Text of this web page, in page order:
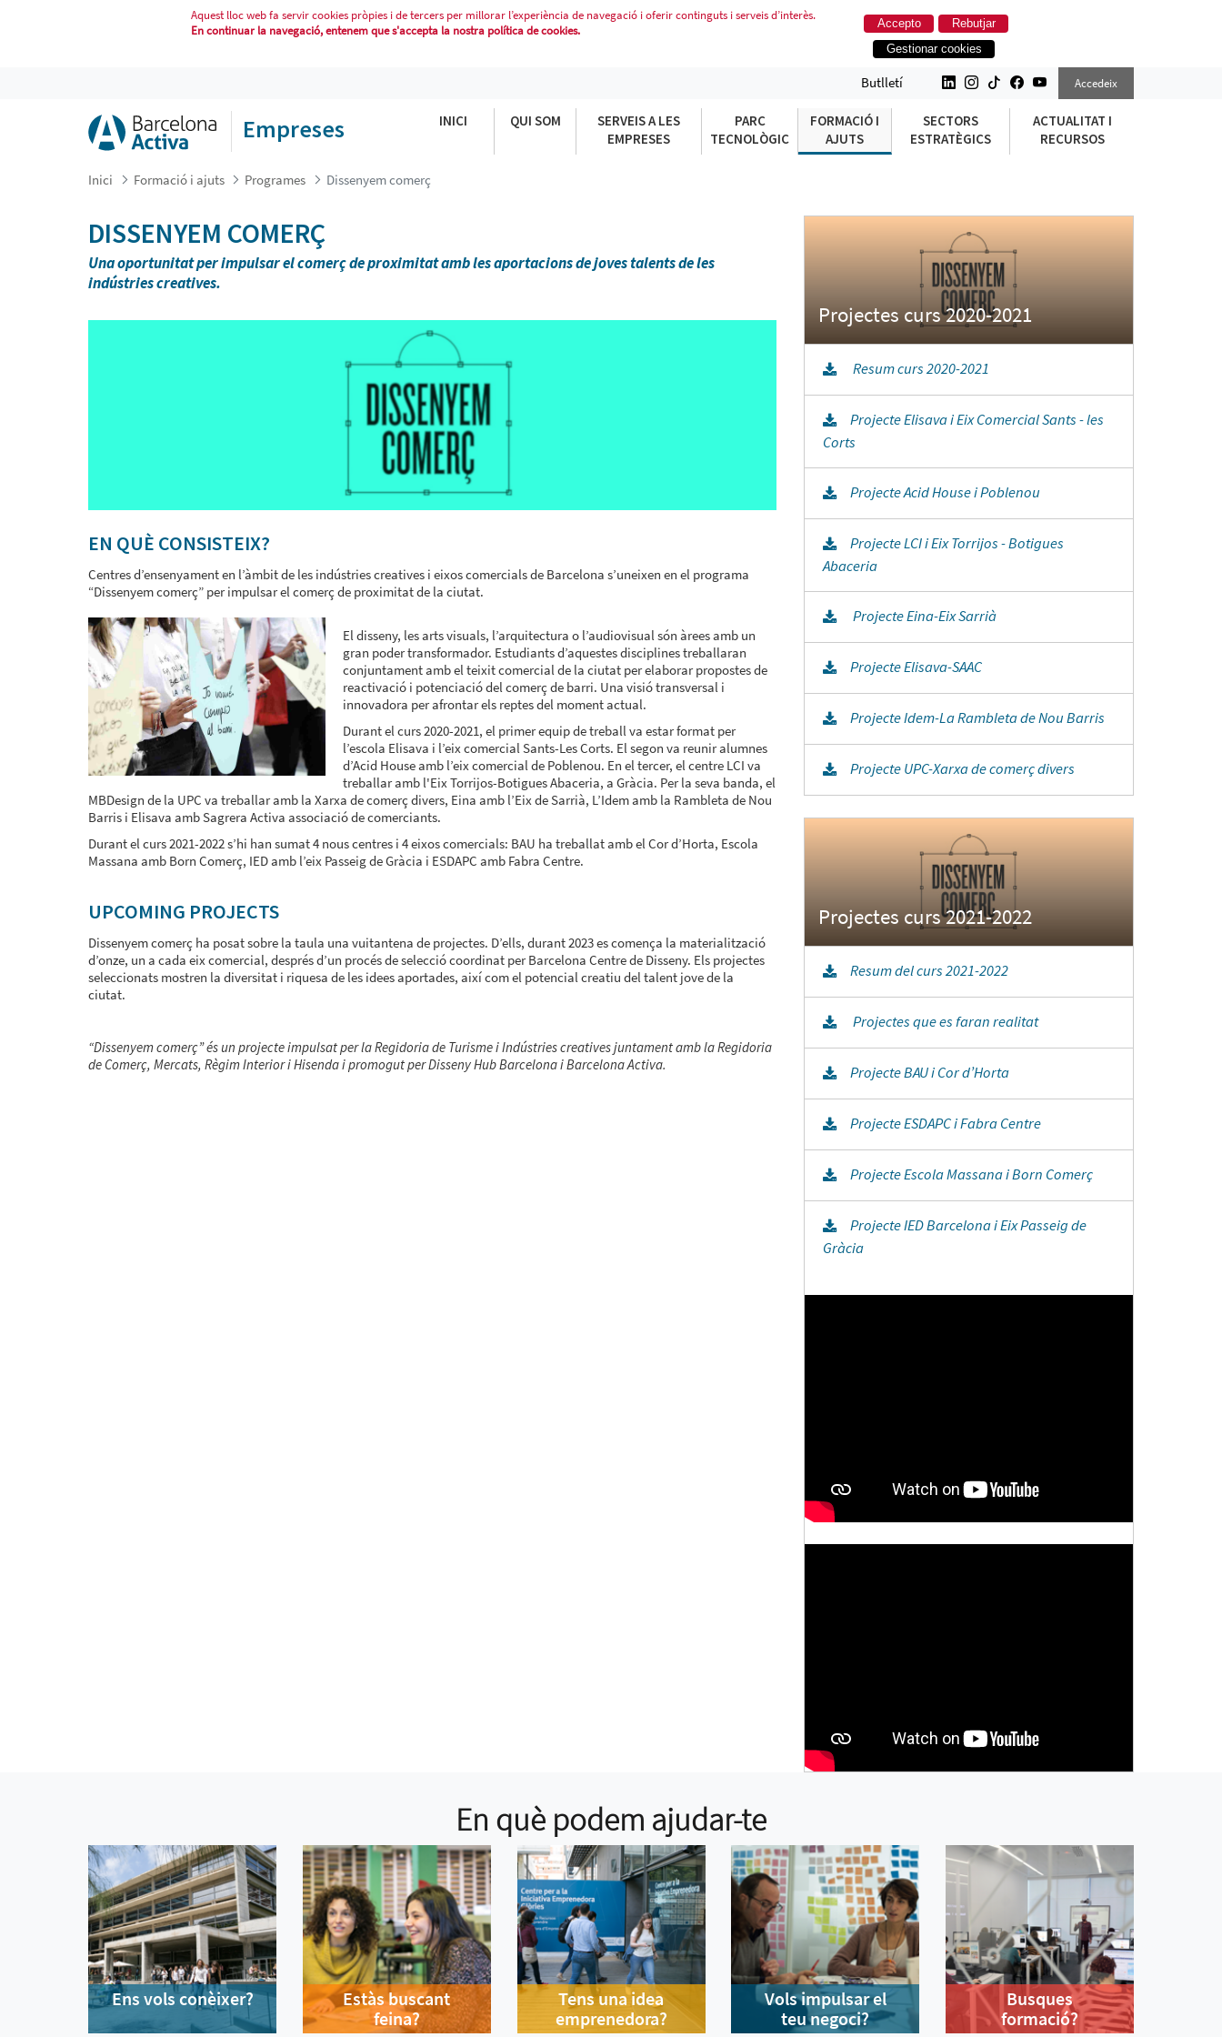
Aquest lloc web fa servir cookies pròpies i de tercers per millorar l’experiència de navegació i oferir continguts i serveis d’interès.
En continuar la navegació, entenem que s'accepta la nostra política de cookies.
Accepto
Rebutjar
Gestionar cookies
Butlletí Accedeix
Empreses INICI QUI SOM
SERVEIS A LES
EMPRESES
PARC
TECNOLÒGIC
FORMACIÓ I
AJUTS
SECTORS
ESTRATÈGICS
ACTUALITAT I
RECURSOS
Inici Formació i ajuts Programes Dissenyem comerç
DISSENYEM COMERÇ
Una oportunitat per impulsar el comerç de proximitat amb les aportacions de joves talents de les
indústries creatives.
EN QUÈ CONSISTEIX?
Centres d’ensenyament en l’àmbit de les indústries creatives i eixos comercials de Barcelona s’uneixen en el programa
“Dissenyem comerç” per impulsar el comerç de proximitat de la ciutat.
El disseny, les arts visuals, l’arquitectura o l’audiovisual són àrees amb un
gran poder transformador. Estudiants d’aquestes disciplines treballaran
conjuntament amb el teixit comercial de la ciutat per elaborar propostes de
reactivació i potenciació del comerç de barri. Una visió transversal i
innovadora per afrontar els reptes del moment actual.
Durant el curs 2020-2021, el primer equip de treball va estar format per
l’escola Elisava i l’eix comercial Sants-Les Corts. El segon va reunir alumnes
d’Acid House amb l’eix comercial de Poblenou. En el tercer, el centre LCI va
treballar amb l'Eix Torrijos-Botigues Abaceria, a Gràcia. Per la seva banda, el
MBDesign de la UPC va treballar amb la Xarxa de comerç divers, Eina amb l’Eix de Sarrià, L’Idem amb la Rambleta de Nou
Barris i Elisava amb Sagrera Activa associació de comerciants.
Durant el curs 2021-2022 s’hi han sumat 4 nous centres i 4 eixos comercials: BAU ha treballat amb el Cor d’Horta, Escola
Massana amb Born Comerç, IED amb l’eix Passeig de Gràcia i ESDAPC amb Fabra Centre.
UPCOMING PROJECTS
Dissenyem comerç ha posat sobre la taula una vuitantena de projectes. D’ells, durant 2023 es comença la materialització
d’onze, un a cada eix comercial, després d’un procés de selecció coordinat per Barcelona Centre de Disseny. Els projectes
seleccionats mostren la diversitat i riquesa de les idees aportades, així com el potencial creatiu del talent jove de la
ciutat.
“Dissenyem comerç” és un projecte impulsat per la Regidoria de Turisme i Indústries creatives juntament amb la Regidoria
de Comerç, Mercats, Règim Interior i Hisenda i promogut per Disseny Hub Barcelona i Barcelona Activa.
Resum curs 2020-2021
Projecte Elisava i Eix Comercial Sants - les
Corts
Projecte Acid House i Poblenou
Projecte LCI i Eix Torrijos - Botigues
Abaceria
Projecte Eina-Eix Sarrià
Projecte Elisava-SAAC
Projecte Idem-La Rambleta de Nou Barris
Projecte UPC-Xarxa de comerç divers
Projectes curs 2021-2022
Resum del curs 2021-2022
Projectes que es faran realitat
Projecte BAU i Cor d’Horta
Projecte ESDAPC i Fabra Centre
Projecte Escola Massana i Born Comerç
Projecte IED Barcelona i Eix Passeig de
Gràcia
En què podem ajudar-te
Ens vols conèixer?
Estàs buscant
feina?
Tens una idea
emprenedora?
Vols impulsar el
teu negoci?
Busques
formació?